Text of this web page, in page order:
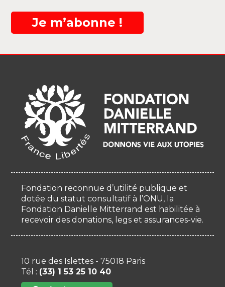
Je m’abonne !
Fondation reconnue d’utilité publique et
dotée du statut consultatif à l’ONU, la
Fondation Danielle Mitterrand est habilitée à
recevoir des donations, legs et assurances-vie.
10 rue des Islettes - 75018 Paris
Tél : (33) 1 53 25 10 40